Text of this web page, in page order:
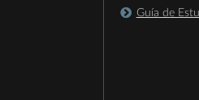
Guía de